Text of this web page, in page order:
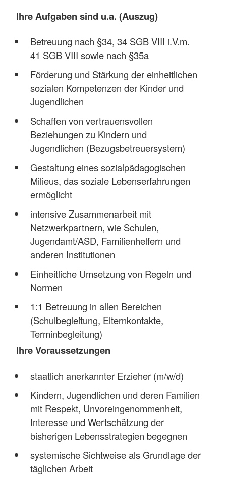
Ihre Aufgaben sind u.a. (Auszug)
Betreuung nach §34, 34 SGB VIII i.V.m.
41 SGB VIII sowie nach §35a
Förderung und Stärkung der einheitlichen
sozialen Kompetenzen der Kinder und
Jugendlichen
Schaffen von vertrauensvollen
Beziehungen zu Kindern und
Jugendlichen (Bezugsbetreuersystem)
Gestaltung eines sozialpädagogischen
Milieus, das soziale Lebenserfahrungen
ermöglicht
intensive Zusammenarbeit mit
Netzwerkpartnern, wie Schulen,
Jugendamt/ASD, Familienhelfern und
anderen Institutionen
Einheitliche Umsetzung von Regeln und
Normen
1:1 Betreuung in allen Bereichen
(Schulbegleitung, Elternkontakte,
Terminbegleitung)
Ihre Voraussetzungen
staatlich anerkannter Erzieher (m/w/d)
Kindern, Jugendlichen und deren Familien
mit Respekt, Unvoreingenommenheit,
Interesse und Wertschätzung der
bisherigen Lebensstrategien begegnen
systemische Sichtweise als Grundlage der
täglichen Arbeit